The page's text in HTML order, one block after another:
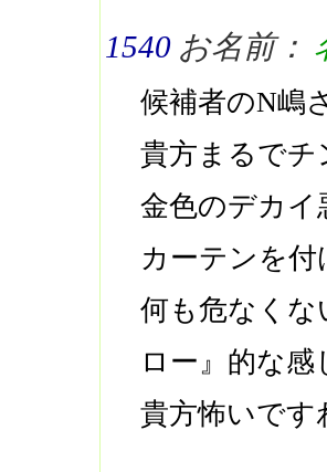
1540 お名前：
候補者のN嶋
貴方まるでチ
金色のデカイ
カーテンを
何も危なく
ロー』的な
貴方怖いです